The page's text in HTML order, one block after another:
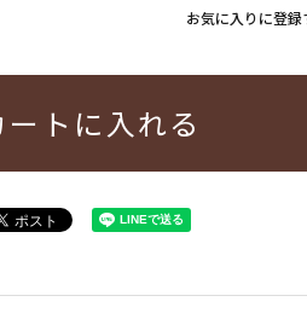
お気に入りに登録
ートに入れる